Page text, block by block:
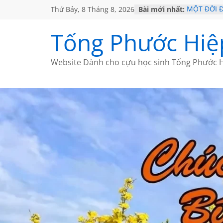
Thứ Bảy, 8 Tháng 8, 2026 Bài mới nhất: MỘT ĐỜI
CHÙM
GIÃ TỪ ĐÀ
HỌC SỬ
Tống Phước
Website Dành cho cựu học sinh Tống Phước